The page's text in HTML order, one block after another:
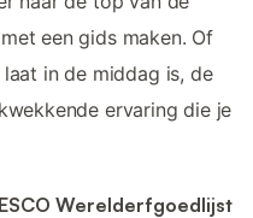
een gids maken. Of
in de middag is, de
ervaring die je
Werelderfgoedlijst